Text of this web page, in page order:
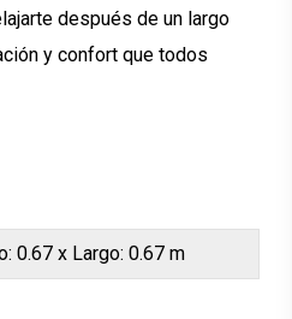
después de un largo
y confort que todos
0.67 x Largo: 0.67 m